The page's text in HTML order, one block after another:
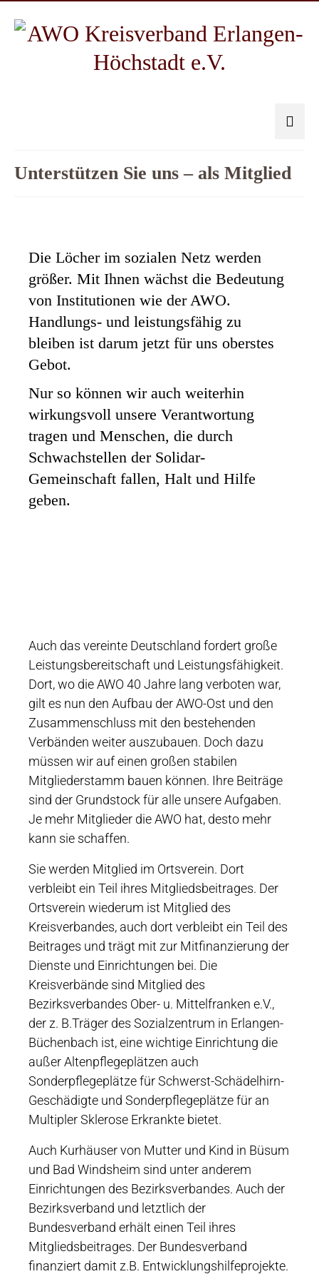
Unterstützen Sie uns – als Mitglied
Die Löcher im sozialen Netz werden
größer. Mit Ihnen wächst die Bedeutung
von Institutionen wie der AWO.
Handlungs- und leistungsfähig zu
bleiben ist darum jetzt für uns oberstes
Gebot.
Nur so können wir auch weiterhin
wirkungsvoll unsere Verantwortung
tragen und Menschen, die durch
Schwachstellen der Solidar-
Gemeinschaft fallen, Halt und Hilfe
geben.
Auch das vereinte Deutschland fordert große
Leistungsbereitschaft und Leistungsfähigkeit.
Dort, wo die AWO 40 Jahre lang verboten war,
gilt es nun den Aufbau der AWO-Ost und den
Zusammenschluss mit den bestehenden
Verbänden weiter auszubauen. Doch dazu
müssen wir auf einen großen stabilen
Mitgliederstamm bauen können. Ihre Beiträge
sind der Grundstock für alle unsere Aufgaben.
Je mehr Mitglieder die AWO hat, desto mehr
kann sie schaffen.
Sie werden Mitglied im Ortsverein. Dort
verbleibt ein Teil ihres Mitgliedsbeitrages. Der
Ortsverein wiederum ist Mitglied des
Kreisverbandes, auch dort verbleibt ein Teil des
Beitrages und trägt mit zur Mitfinanzierung der
Dienste und Einrichtungen bei. Die
Kreisverbände sind Mitglied des
Bezirksverbandes Ober- u. Mittelfranken e.V.,
der z. B.Träger des Sozialzentrum in Erlangen-
Büchenbach ist, eine wichtige Einrichtung die
außer Altenpflegeplätzen auch
Sonderpflegeplätze für Schwerst-Schädelhirn-
Geschädigte und Sonderpflegeplätze für an
Multipler Sklerose Erkrankte bietet.
Auch Kurhäuser von Mutter und Kind in Büsum
und Bad Windsheim sind unter anderem
Einrichtungen des Bezirksverbandes. Auch der
Bezirksverband und letztlich der
Bundesverband erhält einen Teil ihres
Mitgliedsbeitrages. Der Bundesverband
finanziert damit z.B. Entwicklungshilfeprojekte.